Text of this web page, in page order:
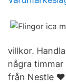
villkor.
några
från Nestle ❤️